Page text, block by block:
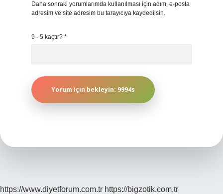
Daha sonraki yorumlarımda kullanılması için adım, e-posta
adresim ve site adresim bu tarayıcıya kaydedilsin.
9 - 5 kaçtır? *
https://www.diyetforum.com.tr https://bigzotik.com.tr